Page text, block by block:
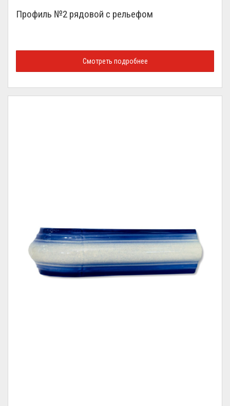
Профиль №2 рядовой с рельефом
Смотреть подробнее